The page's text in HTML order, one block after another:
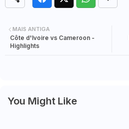
MAIS ANTIGA
Côte d'Ivoire vs Cameroon -
Highlights
You Might Like